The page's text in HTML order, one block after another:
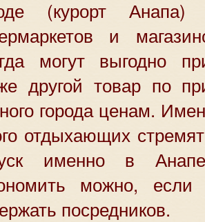
(курорт
и
могут выгодно
другой товар по
города ценам.
отдыхающих
именно в
можно,
посредников.